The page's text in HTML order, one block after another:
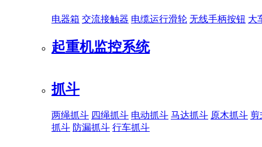
电器箱 交流接触器 电缆运行滑轮 无线手柄按钮 大
起重机监控系统
抓斗
两绳抓斗 四绳抓斗 电动抓斗 马达抓斗 原木抓斗 剪
抓斗 防漏抓斗 行车抓斗